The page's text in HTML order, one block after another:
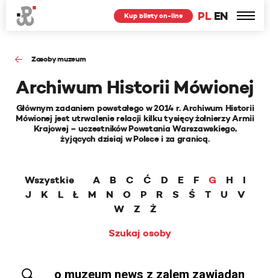
PL EN
Kup bilety on-line
Zasoby muzeum
Archiwum Historii Mówionej
Głównym zadaniem powstałego w 2014 r. Archiwum Historii
Mówionej jest utrwalenie relacji kilku tysięcy żołnierzy Armii
Krajowej – uczestników Powstania Warszawskiego,
żyjących dzisiaj w Polsce i za granicą.
Wszystkie A B C Ć D E F G H
I
J
K L Ł M N O P R S Ś T U
V
W
Z
Ż
Szukaj osoby